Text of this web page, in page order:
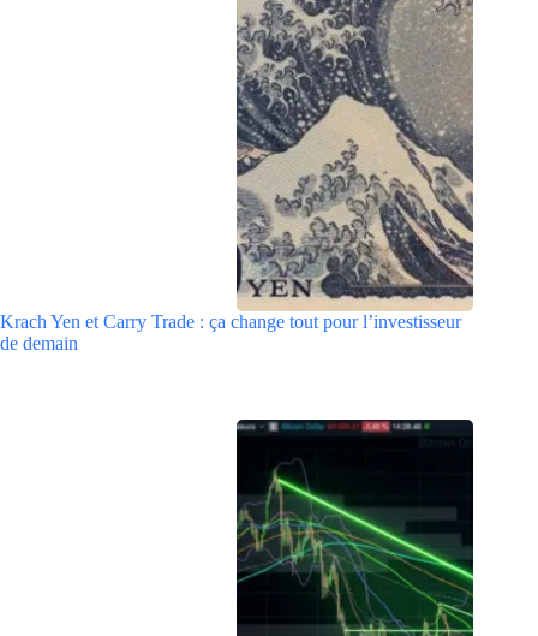
Krach Yen et Carry Trade : ça change tout pour l’investisseur
de demain